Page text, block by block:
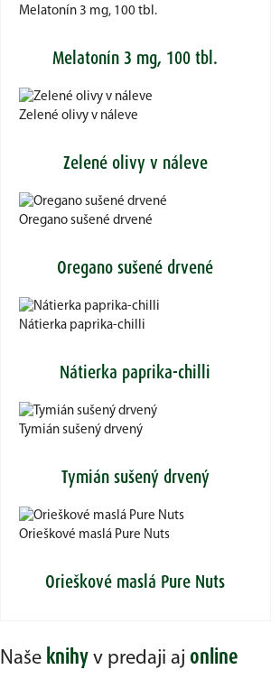
Melatonín 3 mg, 100 tbl.
Melatonín 3 mg, 100 tbl.
Zelené olivy v náleve
Zelené olivy v náleve
Oregano sušené drvené
Oregano sušené drvené
Nátierka paprika-chilli
Nátierka paprika-chilli
Tymián sušený drvený
Tymián sušený drvený
Orieškové maslá Pure Nuts
Orieškové maslá Pure Nuts
Našeknihy v predaji aj online